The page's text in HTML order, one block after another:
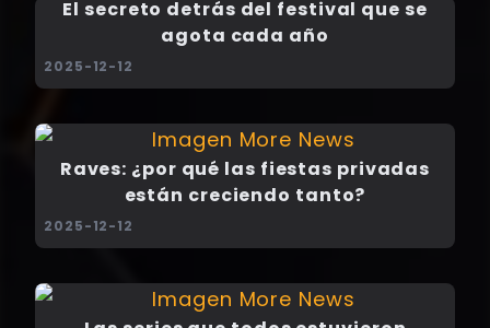
El secreto detrás del festival que se
agota cada año
2025-12-12
Raves: ¿por qué las fiestas privadas
están creciendo tanto?
2025-12-12